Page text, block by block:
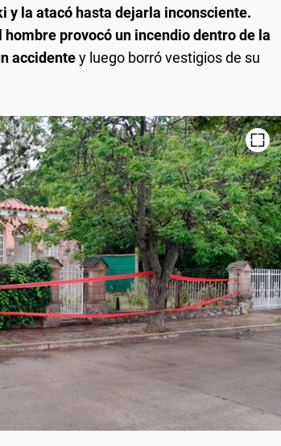
y la atacó hasta dejarla inconsciente.
hombre provocó un incendio dentro de la
accidentey luego borró vestigios de su